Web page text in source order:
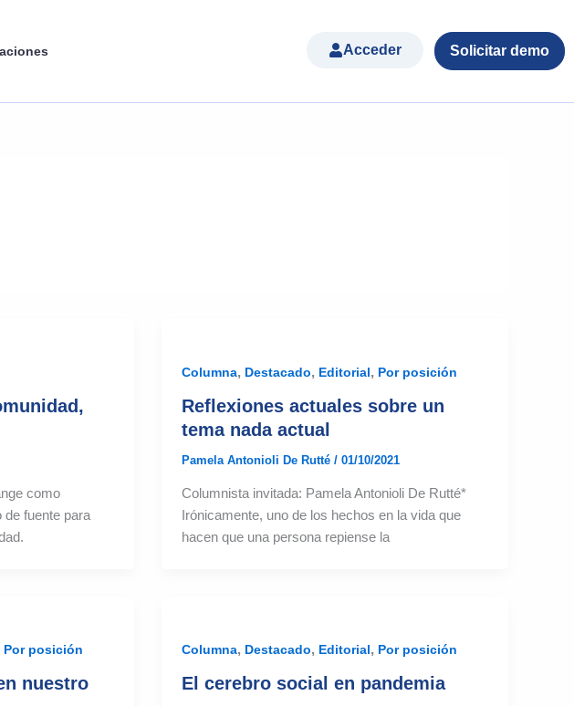
Acceder Solicitar demo
como
de fuente para
Columna, Destacado, Editorial, Por posición
Reflexiones actuales sobre un
tema nada actual
Pamela Antonioli De Rutté/01/10/2021
Columnista invitada: Pamela Antonioli De Rutté*
Irónicamente, uno de los hechos en la vida que
hacen que una persona repiense la
Por posición
nuestro
Columna, Destacado, Editorial, Por posición
El cerebro social en pandemia